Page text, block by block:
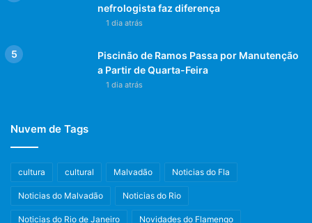
nefrologista faz diferença
1 dia atrás
Piscinão de Ramos Passa por Manutenção
a Partir de Quarta-Feira
1 dia atrás
Nuvem de Tags
cultura cultural Malvadão Noticias do Fla
Noticias do Malvadão Noticias do Rio
Noticias do Rio de Janeiro Novidades do Flamengo